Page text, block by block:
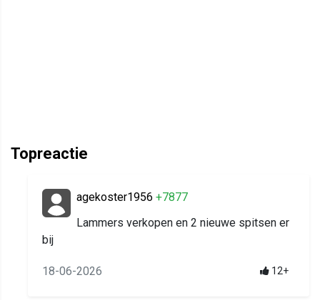
Topreactie
agekoster1956 +7877
Lammers verkopen en 2 nieuwe spitsen er
bij
18-06-2026 12+